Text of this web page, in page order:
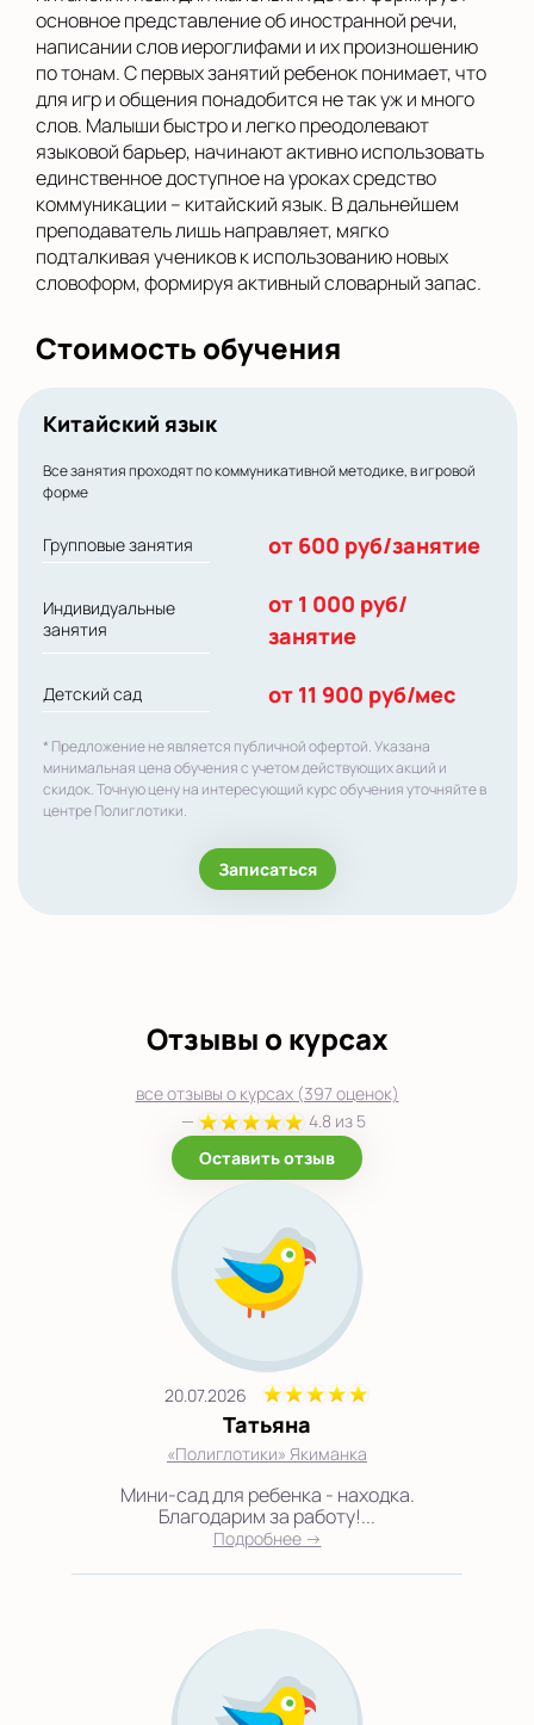
основное представление об иностранной речи,
написании слов иероглифами и их произношению
по тонам. С первых занятий ребенок понимает, что
для игр и общения понадобится не так уж и много
слов. Малыши быстро и легко преодолевают
языковой барьер, начинают активно использовать
единственное доступное на уроках средство
коммуникации – китайский язык. В дальнейшем
преподаватель лишь направляет, мягко
подталкивая учеников к использованию новых
словоформ, формируя активный словарный запас.
Стоимость обучения
Китайский язык
Все занятия проходят по коммуникативной методике, в игровой
форме
Групповые занятия от 600 руб/занятие
Индивидуальные
занятия
от 1 000 руб/
занятие
Детский сад от 11 900 руб/мес
* Предложение не является публичной офертой. Указана
минимальная цена обучения с учетом действующих акций и
скидок. Точную цену на интересующий курс обучения уточняйте в
центре Полиглотики.
Записаться
Отзывы о курсах
все отзывы о курсах (397 оценок)
—
4.8 из 5
Оставить отзыв
20.07.2026
Татьяна
«Полиглотики» Якиманка
Мини-сад для ребенка - находка.
Благодарим за работу!...
Подробнее →